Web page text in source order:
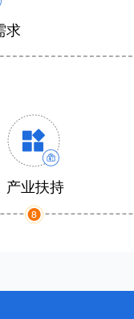
求
产业扶持